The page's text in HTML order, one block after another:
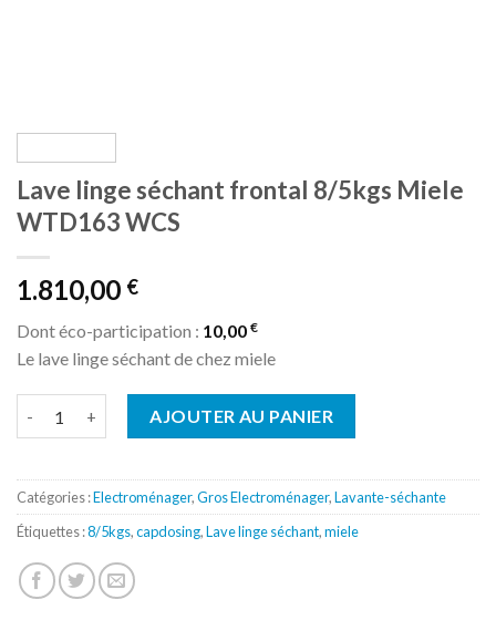
Lave linge séchant frontal 8/5kgs Miele
WTD163 WCS
1.810,00 €
Dont éco-participation : 10,00 €
Le lave linge séchant de chez miele
AJOUTER AU PANIER
Catégories :Electroménager,Gros Electroménager,Lavante-séchante
Étiquettes :8/5kgs,capdosing,Lave linge séchant,miele